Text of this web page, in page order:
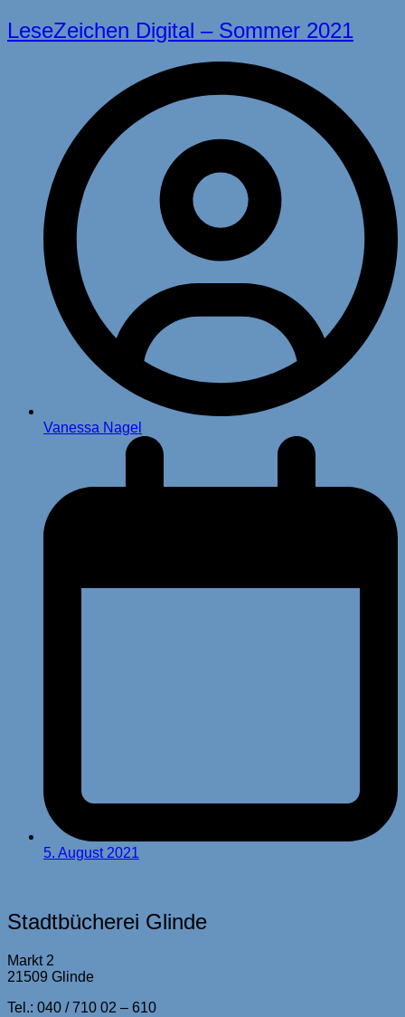
LeseZeichen Digital – Sommer 2021
Vanessa Nagel
5. August 2021
Stadtbücherei Glinde
Markt 2
21509 Glinde
Tel.: 040 / 710 02 – 610